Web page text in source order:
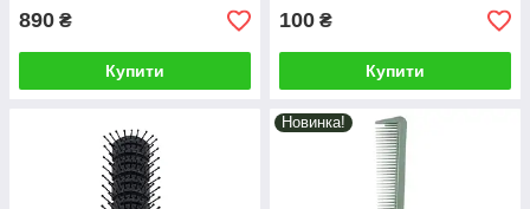
890 ₴
Купити
100 ₴
Купити
Новинка!